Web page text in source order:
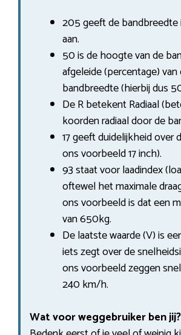
205 geeft de bandbreedte
aan.
50 is de hoogte van de
afgeleide (percentage) van
bandbreedte (hierbij dus
De R betekent Radiaal
koorden radiaal door de
17 geeft duidelijkheid over
ons voorbeeld 17 inch).
93 staat voor laadindex
oftewel het maximale
ons voorbeeld is dat een
van 650kg.
De laatste waarde (V) is
iets zegt over de
ons voorbeeld zeggen
240 km/h.
Wat voor weggebruiker ben jij?